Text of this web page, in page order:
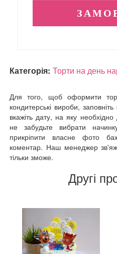
Категорія: Торти на день
Для того, щоб оформити
кондитерські вироби,
вкажіть дату, на яку
не забудьте вибрати
прикріпити власне фото
коментар. Наш менеджер
тільки зможе.
Другі